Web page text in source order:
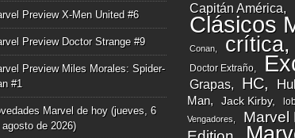
Preview X-Men United #6
Preview Doctor Strange #9
Preview Miles Morales: Spider-
#1
Marvel de hoy (jueves, 6
agosto de 2026)
Capitán América
Clásicos
Conan crítica
Doctor Extraño
Grapas HC
Man
Jack Kirby
Vengadores
Marvel